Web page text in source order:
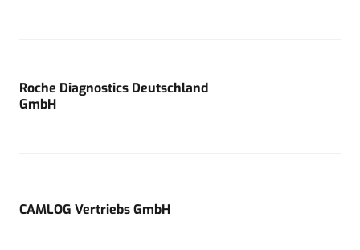
Roche Diagnostics Deutschland
GmbH
CAMLOG Vertriebs GmbH